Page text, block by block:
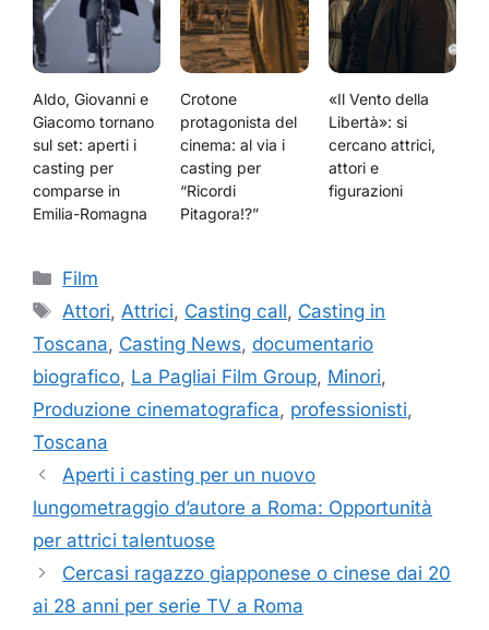
Aldo, Giovanni e
Giacomo tornano
sul set: aperti i
casting per
comparse in
Emilia-Romagna
Crotone
protagonista del
cinema: al via i
casting per
“Ricordi
Pitagora!?”
«Il Vento della
Libertà»: si
cercano attrici,
attori e
figurazioni
Categorie
Film
Tag
Attori, Attrici, Casting call, Casting in
Toscana, Casting News, documentario
biografico, La Pagliai Film Group, Minori,
Produzione cinematografica, professionisti,
Toscana
Aperti i casting per un nuovo
lungometraggio d’autore a Roma: Opportunità
per attrici talentuose
Cercasi ragazzo giapponese o cinese dai 20
ai 28 anni per serie TV a Roma